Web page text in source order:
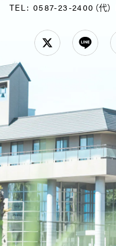
TEL: 0587-23-2400（代）